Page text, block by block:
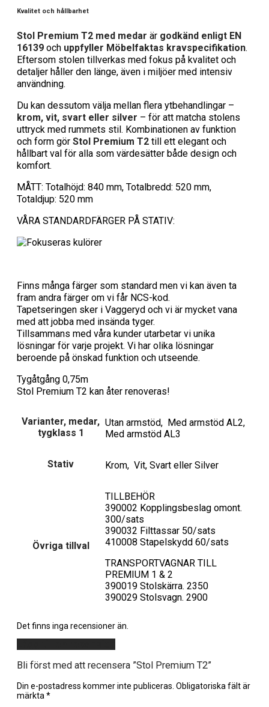
Kvalitet och hållbarhet
Stol Premium T2 med medar är godkänd enligt EN
16139 och uppfyller Möbelfaktas kravspecifikation.
Eftersom stolen tillverkas med fokus på kvalitet och
detaljer håller den länge, även i miljöer med intensiv
användning.
Du kan dessutom välja mellan flera ytbehandlingar –
krom, vit, svart eller silver – för att matcha stolens
uttryck med rummets stil. Kombinationen av funktion
och form gör Stol Premium T2 till ett elegant och
hållbart val för alla som värdesätter både design och
komfort.
MÅTT: Totalhöjd: 840 mm, Totalbredd: 520 mm,
Totaldjup: 520 mm
VÅRA STANDARDFÄRGER PÅ STATIV:
Finns många färger som standard men vi kan även ta
fram andra färger om vi får NCS-kod.
Tapetseringen sker i Vaggeryd och vi är mycket vana
med att jobba med insända tyger.
Tillsammans med våra kunder utarbetar vi unika
lösningar för varje projekt. Vi har olika lösningar
beroende på önskad funktion och utseende.
Tygåtgång 0,75m
Stol Premium T2 kan åter renoveras!
Varianter, medar,
tygklass 1
Utan armstöd, Med armstöd AL2,
Med armstöd AL3
Stativ Krom, Vit, Svart eller Silver
Övriga tillval
TILLBEHÖR
390002 Kopplingsbeslag omont.
300/sats
390032 Filttassar 50/sats
410008 Stapelskydd 60/sats
TRANSPORTVAGNAR TILL
PREMIUM 1 & 2
390019 Stolskärra. 2350
390029 Stolsvagn. 2900
Det finns inga recensioner än.
Bli först med att recensera ”Stol Premium T2”
Din e-postadress kommer inte publiceras. Obligatoriska fält är
märkta *